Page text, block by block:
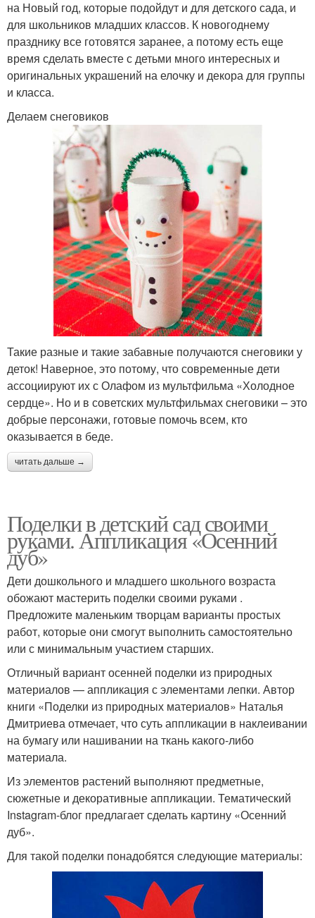
на Новый год, которые подойдут и для детского сада, и
для школьников младших классов. К новогоднему
празднику все готовятся заранее, а потому есть еще
время сделать вместе с детьми много интересных и
оригинальных украшений на елочку и декора для группы
и класса.
Делаем снеговиков
Такие разные и такие забавные получаются снеговики у
деток! Наверное, это потому, что современные дети
ассоциируют их с Олафом из мультфильма «Холодное
сердце». Но и в советских мультфильмах снеговики – это
добрые персонажи, готовые помочь всем, кто
оказывается в беде.
читать дальше →
Поделки в детский сад своими
руками. Аппликация «Осенний
дуб»
Дети дошкольного и младшего школьного возраста
обожают мастерить поделки своими руками .
Предложите маленьким творцам варианты простых
работ, которые они смогут выполнить самостоятельно
или с минимальным участием старших.
Отличный вариант осенней поделки из природных
материалов — аппликация с элементами лепки. Автор
книги «Поделки из природных материалов» Наталья
Дмитриева отмечает, что суть аппликации в наклеивании
на бумагу или нашивании на ткань какого-либо
материала.
Из элементов растений выполняют предметные,
сюжетные и декоративные аппликации. Тематический
Instagram-блог предлагает сделать картину «Осенний
дуб».
Для такой поделки понадобятся следующие материалы: